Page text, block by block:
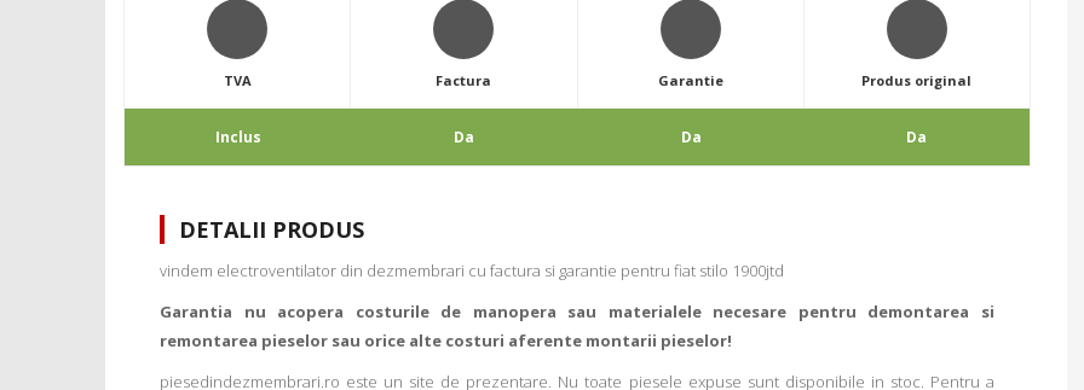
TVA
Inclus
Factura
Da
Garantie
Da
Produs original
Da
DETALII PRODUS
vindem electroventilator din dezmembrari cu factura si garantie pentru fiat stilo 1900jtd
Garantia nu acopera costurile de manopera sau materialele necesare pentru demontarea si
remontarea pieselor sau orice alte costuri aferente montarii pieselor!
piesedindezmembrari.ro este un site de prezentare. Nu toate piesele expuse sunt disponibile in stoc. Pentru a